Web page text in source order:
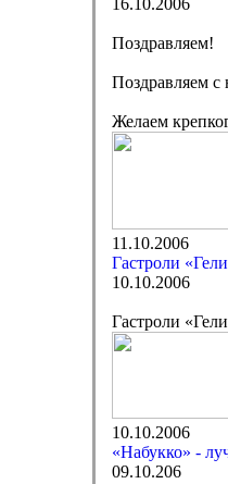
16.10.2006
Поздравляем!
Поздравляем
Желаем
11.10.2006
Гастроли
10.10.2006
Гастроли
10.10.2006
«Набукко» -
09.10.206